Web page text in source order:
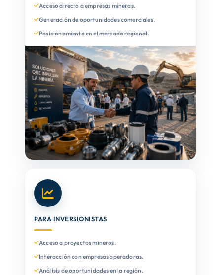
Acceso directo a empresas mineras.
Generación de oportunidades comerciales.
Posicionamiento en el mercado regional.
PARA INVERSIONISTAS
Acceso a proyectos mineros.
Interacción con empresas operadoras.
Análisis de oportunidades en la región.